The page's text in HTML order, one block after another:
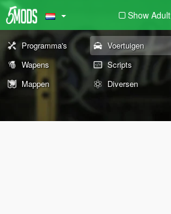
Show Adult
Programma's Voertuigen
Wapens
Scripts
Mappen
Diversen